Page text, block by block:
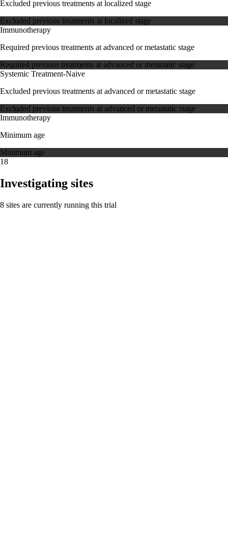
Excluded previous treatments at localized stage
Excluded previous treatments at localized stage
Immunotherapy
Required previous treatments at advanced or metastatic stage
Required previous treatments at advanced or metastatic stage
Systemic Treatment-Naive
Excluded previous treatments at advanced or metastatic stage
Excluded previous treatments at advanced or metastatic stage
Immunotherapy
Minimum age
Minimum age
18
Investigating sites
8 sites are currently running this trial